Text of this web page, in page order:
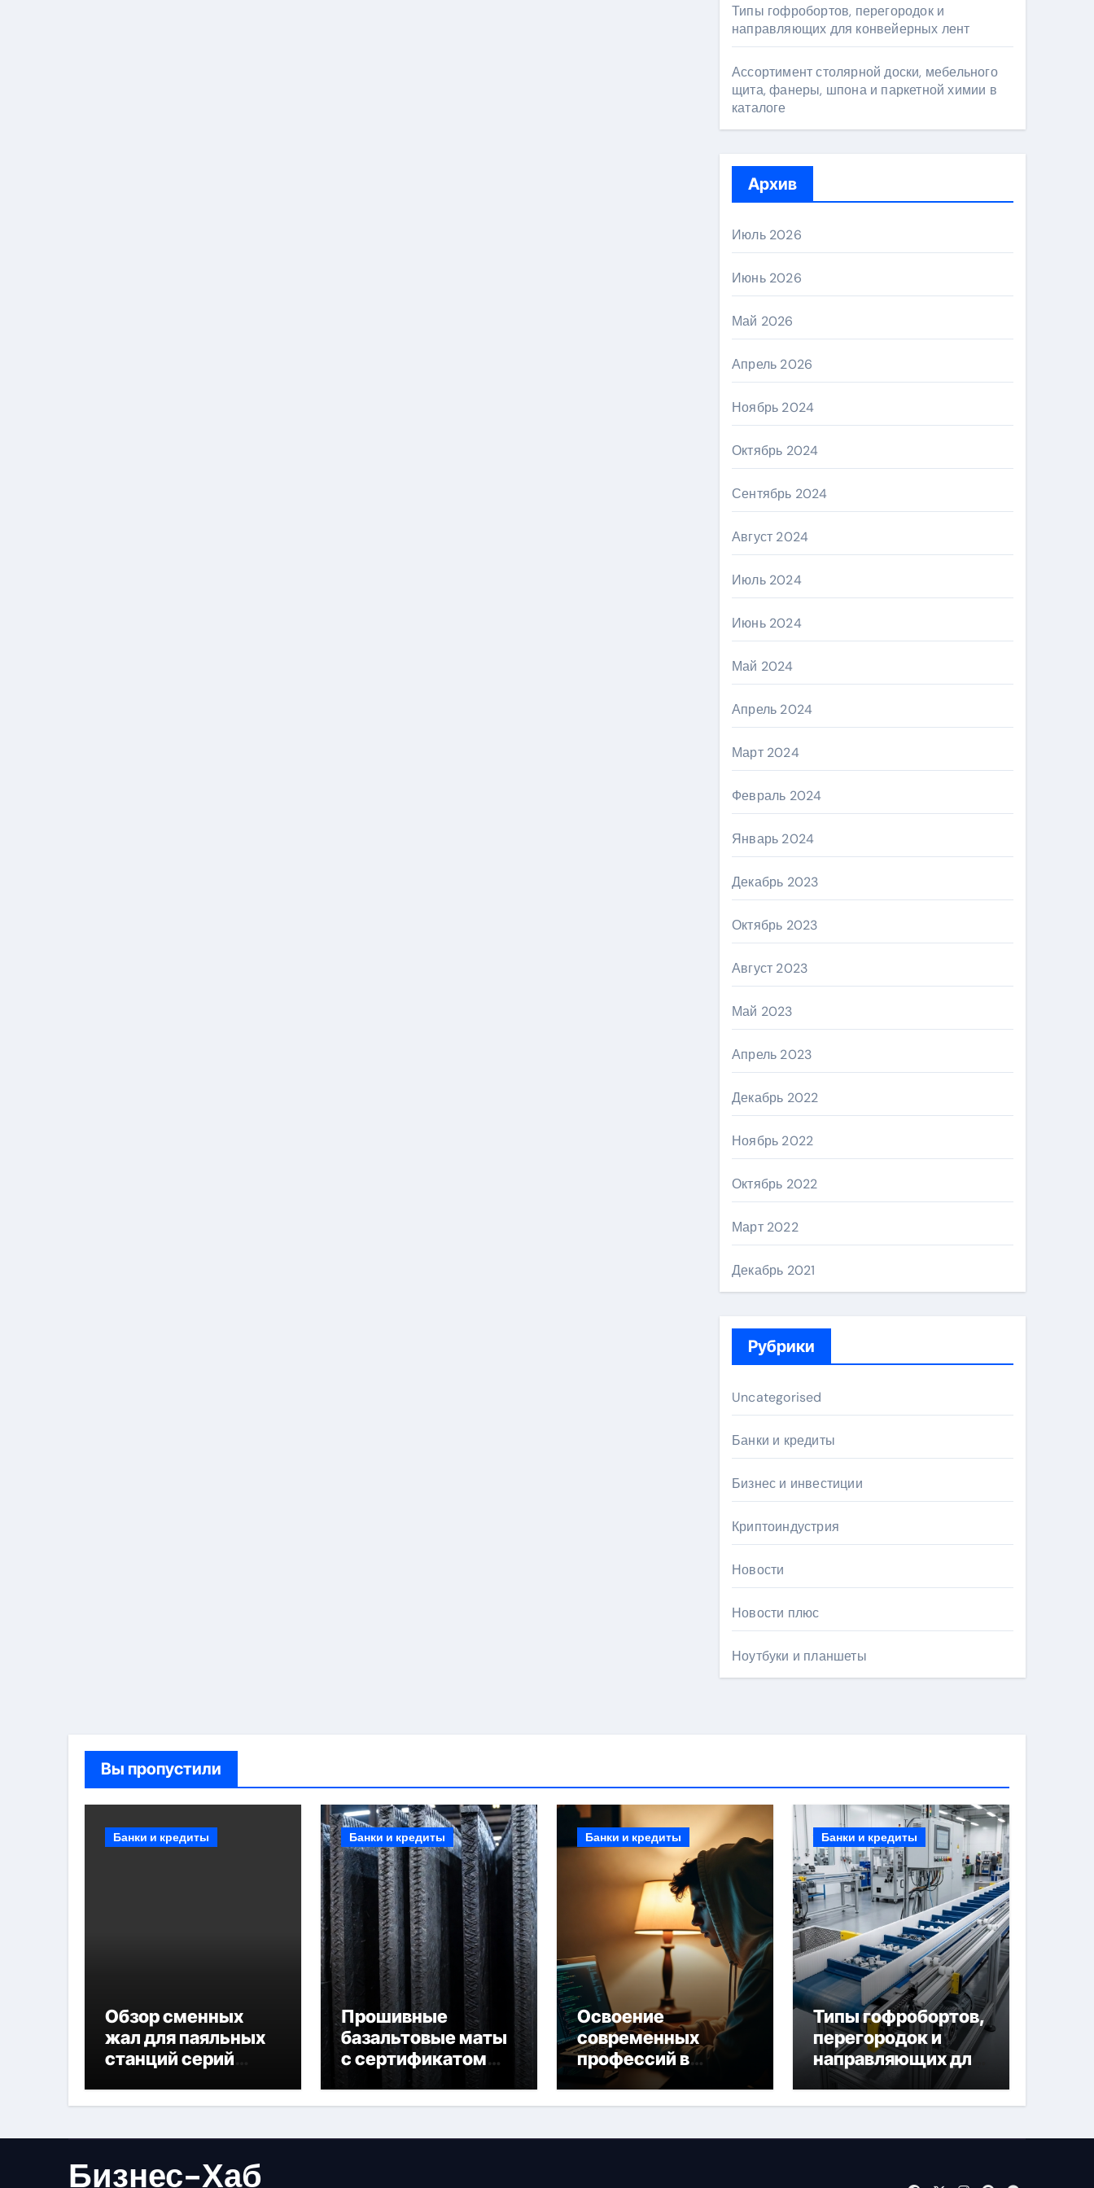
Типы гофробортов, перегородок и
направляющих для конвейерных лент
Ассортимент столярной доски, мебельного
щита, фанеры, шпона и паркетной химии в
каталоге
Архив
Июль 2026
Июнь 2026
Май 2026
Апрель 2026
Ноябрь 2024
Октябрь 2024
Сентябрь 2024
Август 2024
Июль 2024
Июнь 2024
Май 2024
Апрель 2024
Март 2024
Февраль 2024
Январь 2024
Декабрь 2023
Октябрь 2023
Август 2023
Май 2023
Апрель 2023
Декабрь 2022
Ноябрь 2022
Октябрь 2022
Март 2022
Декабрь 2021
Рубрики
Uncategorised
Банки и кредиты
Бизнес и инвестиции
Криптоиндустрия
Новости
Новости плюс
Ноутбуки и планшеты
Вы пропустили
Банки и кредиты
Обзор сменных
жал для паяльных
станций серий
Банки и кредиты
Прошивные
базальтовые маты
с сертификатом
негорючести
Банки и кредиты
Освоение
современных
профессий в
онлайн-формате
Банки и кредиты
Типы гофробортов,
перегородок и
направляющих для
конвейерных лент
Бизнес-Хаб